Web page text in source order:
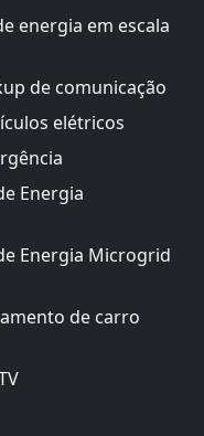
energia em escala
de comunicação
elétricos
Energia
Energia Microgrid
de carro